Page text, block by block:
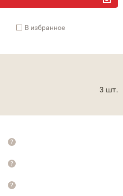
В избранное
3 шт.
?
?
?